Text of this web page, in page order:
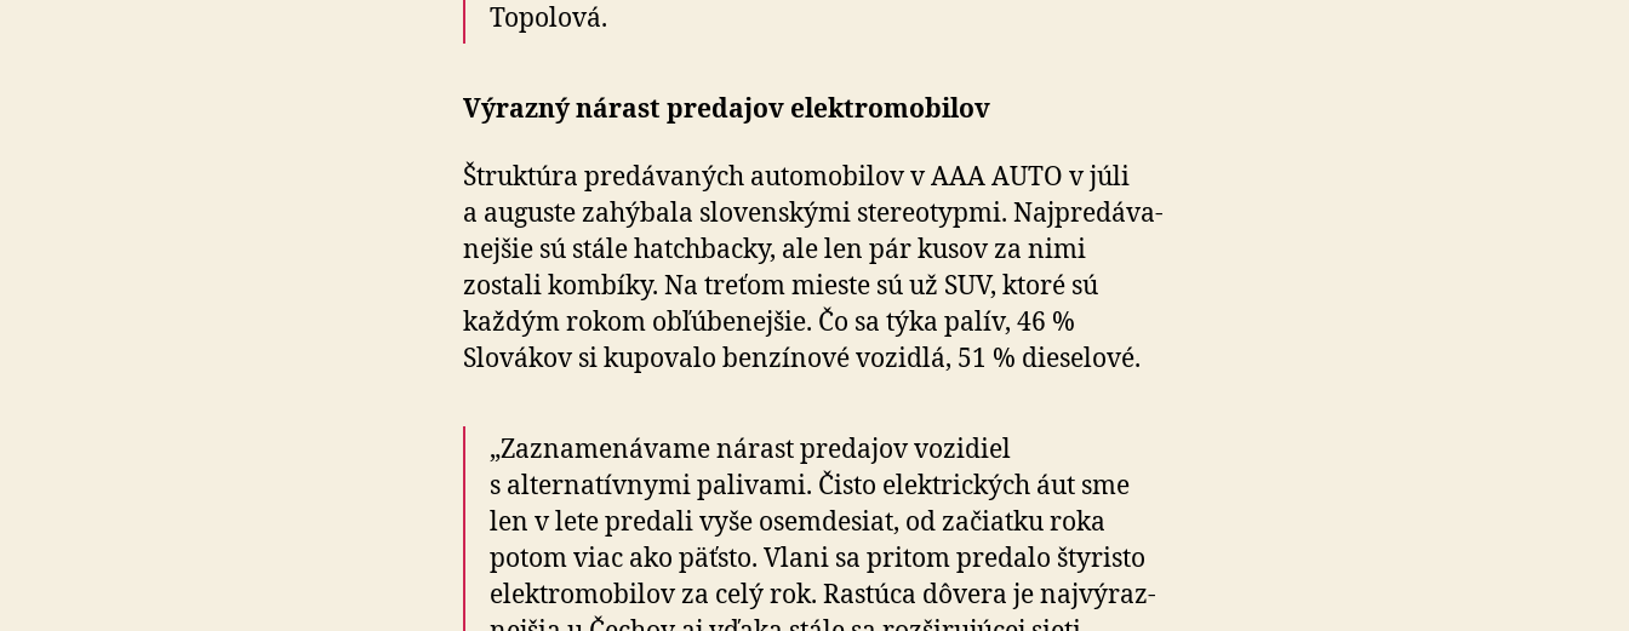
Topolová.
Výrazný nárast predajov elektromobilov
Štruktúra predávaných automobilov v AAA AUTO v júli
a auguste zahýbala slovenskými ste­re­o­typmi. Naj­pre­dá­va­
nej­šie sú stále hatch­backy, ale len pár kusov za nimi
zostali kombíky. Na tre­ťom mieste sú už SUV, ktoré sú
každým rokom obľú­be­nej­šie. Čo sa týka palív, 46 %
Slovákov si kupovalo ben­zí­nové vo­zidlá, 51 % dieselové.
„Zaznamenávame nárast predajov vozidiel
s alternatívnymi palivami. Čisto elektrických áut sme
len v lete predali vyše osem­de­siat, od za­čiatku roka
potom viac ako päť­sto. Vlani sa pritom predalo šty­ri­sto
elektro­mo­bi­lov za celý rok. Rastúca dôvera je naj­vý­raz­